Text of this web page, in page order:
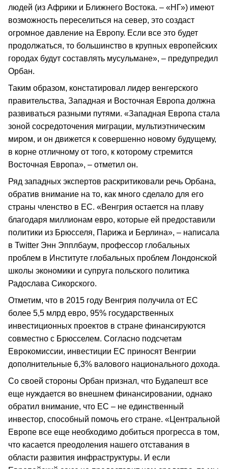
людей (из Африки и Ближнего Востока. – «НГ») имеют
возможность переселиться на север, это создаст
огромное давление на Европу. Если все это будет
продолжаться, то большинство в крупных европейских
городах будут составлять мусульмане», – предупредил
Орбан.
Таким образом, констатировал лидер венгерского
правительства, Западная и Восточная Европа должна
развиваться разными путями. «Западная Европа стала
зоной сосредоточения миграции, мультиэтническим
миром, и он движется к совершенно новому будущему,
в корне отличному от того, к которому стремится
Восточная Европа», – отметил он.
Ряд западных экспертов раскритиковали речь Орбана,
обратив внимание на то, как много сделало для его
страны членство в ЕС. «Венгрия остается на плаву
благодаря миллионам евро, которые ей предоставили
политики из Брюсселя, Парижа и Берлина», – написала
в Twitter Энн Эпплбаум, профессор глобальных
проблем в Институте глобальных проблем Лондонской
школы экономики и супруга польского политика
Радослава Сикорского.
Отметим, что в 2015 году Венгрия получила от ЕС
более 5,5 млрд евро, 95% государственных
инвестиционных проектов в стране финансируются
совместно с Брюсселем. Согласно подсчетам
Еврокомиссии, инвестиции ЕС приносят Венгрии
дополнительные 6,3% валового национального дохода.
Со своей стороны Орбан признал, что Будапешт все
еще нуждается во внешнем финансировании, однако
обратил внимание, что ЕС – не единственный
инвестор, способный помочь его стране. «Центральной
Европе все еще необходимо добиться прогресса в том,
что касается преодоления нашего отставания в
области развития инфраструктуры. И если